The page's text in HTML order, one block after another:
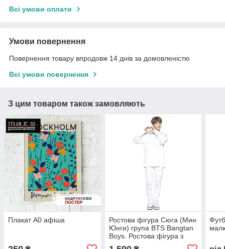
Всі умови оплати
Умови повернення
Повернення товару впродовж 14 днів за домовленістю
Всі умови повернення
З цим товаром також замовляють
Плакат А0 афіша
Ростова фігура Сюга (Мин
Юнги) група BTS Bangtan
Boys. Ростова фігура з
будь-яким зображенням